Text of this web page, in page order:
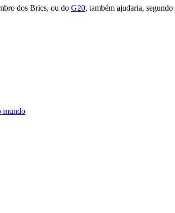
dos Brics, ou do G20, também ajudaria,
mundo